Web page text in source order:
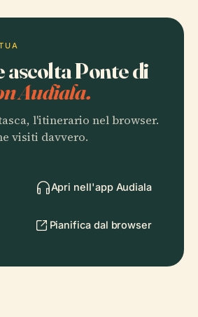
ascolta Ponte di
Audiala.
l'itinerario nel browser.
visiti davvero.
Apri nell'app Audiala
Pianifica dal browser